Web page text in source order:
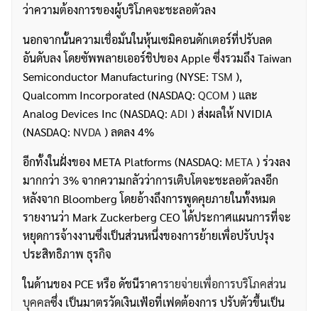
ว่าความต้องการของผู้บริโภคจะชะลอตัวลง
นอกจากนั้นความเชื่อมั่นในหุ้นเซมิคอนดักเตอร์ที่ปรับลด
อันดับลง โดยซัพพลายเออร์ชิปของ Apple ซึ่งรวมถึง Taiwan
Semiconductor Manufacturing (NYSE: TSM ),
Qualcomm Incorporated (NASDAQ: QCOM ) และ
Analog Devices Inc (NASDAQ: ADI ) ส่งผลให้ NVIDIA
(NASDAQ: NVDA ) ลดลง 4%
อีกทั้งในฝั่งของ META Platforms (NASDAQ: META ) ร่วงลง
มากกว่า 3% จากความกลัวว่าการเติบโตจะชะลอตัวลงอีก
หลังจาก Bloomberg โดยอ้างถึงการพูดคุยภายในทั้งหมด
รายงานว่า Mark Zuckerberg CEO ได้ประกาศแผนการที่จะ
หยุดการจ้างงานซึ่งเป็นส่วนหนึ่งของการย้ายเพื่อปรับปรุง
ประสิทธิภาพ ธุรกิจ
ในด้านของ PCE หรือ ดัชนีราคารายจ่ายเพื่อการบริโภคส่วน
บุคคลซึ่ง เป็นมาตรวัดเงินเฟ้อที่เฟดต้องการ ปรับตัวขึ้นเป็น